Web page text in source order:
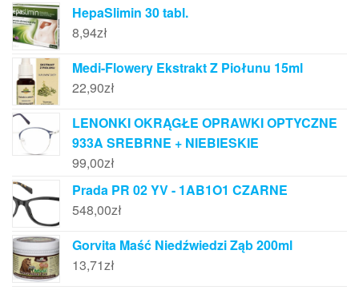
HepaSlimin 30 tabl.
8,94zł
Medi-Flowery Ekstrakt Z Piołunu 15ml
22,90zł
LENONKI OKRĄGŁE OPRAWKI OPTYCZNE
933A SREBRNE + NIEBIESKIE
99,00zł
Prada PR 02 YV - 1AB1O1 CZARNE
548,00zł
Gorvita Maść Niedźwiedzi Ząb 200ml
13,71zł